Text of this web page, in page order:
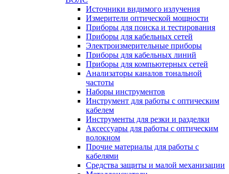
Источники видимого излучения
Измерители оптической мощности
Приборы для поиска и тестирования
Приборы для кабельных сетей
Электроизмерительные приборы
Приборы для кабельных линий
Приборы для компьютерных сетей
Анализаторы каналов тональной
частоты
Наборы инструментов
Инструмент для работы с оптическим
кабелем
Инструменты для резки и разделки
Аксессуары для работы с оптическим
волокном
Прочие материалы для работы с
кабелями
Средства защиты и малой механизации